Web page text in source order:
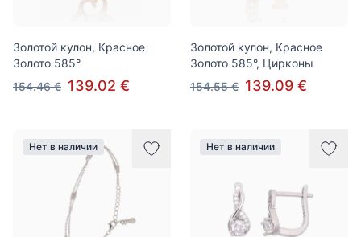
Золотой кулон, Красное
Золото 585°
154.46 € 139.02 €
Золотой кулон, Красное
Золото 585°, Цирконы
154.55 € 139.09 €
Нет в наличии Нет в наличии